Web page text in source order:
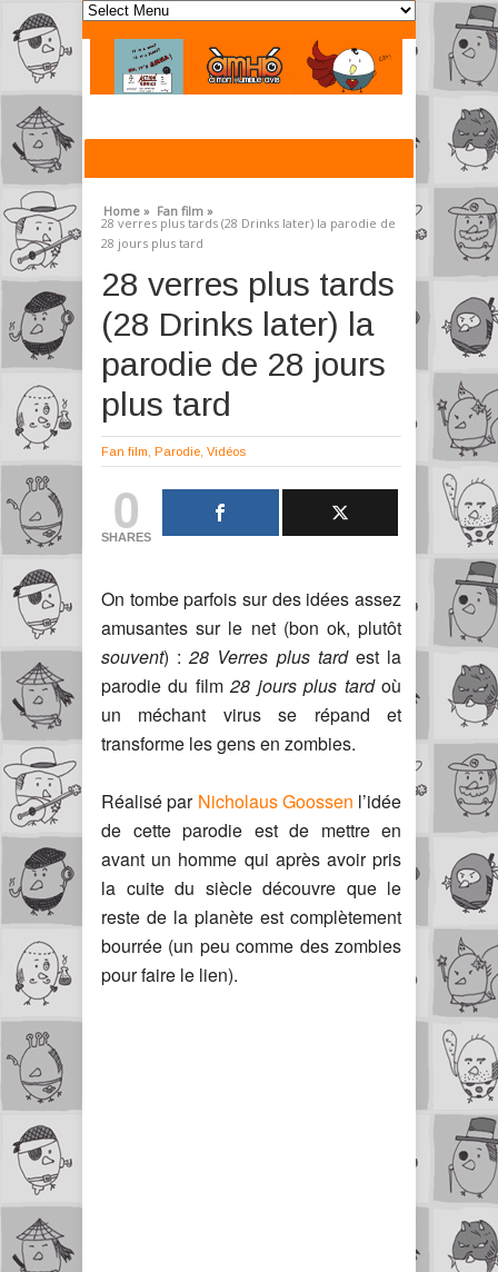
Home » Fan film »
28 verres plus tards (28 Drinks later) la parodie de
28 jours plus tard
28 verres plus tards
(28 Drinks later) la
parodie de 28 jours
plus tard
Fan film Parodie Vidéos
0
SHARES
On tombe parfois sur des idées assez
amusantes sur le net (bon ok, plutôt
souvent) :28 Verres plus tard est la
parodie du film28 jours plus tardoù
un méchant virus se répand et
transforme les gens en zombies.
Réalisé par Nicholaus Goossen l’idée
de cette parodie est de mettre en
avant un homme qui après avoir pris
la cuite du siècle découvre que le
reste de la planète est complètement
bourrée (un peu comme des zombies
pour faire le lien).